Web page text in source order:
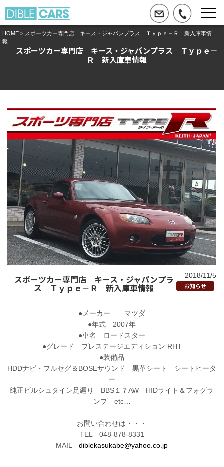
HOME > スポーツカー専門店 キース・ジャパンプラス Ｔｙｐｅ－Ｒ 新入庫車情
報
スポーツカー専門店 キース・ジャパンプラス Ｔｙｐｅ－
Ｒ 新入庫車情報
スポーツカー専門店 キース・ジャパンプラ
ス Ｔｙｐｅ－Ｒ 新入庫車情報
2018/11/5
お知らせ
●メーカー マツダ
●年式 2007年
●車名 ロードスター
●グレード プレステージエディション RHT
●装備品
HDDナビ・フルセグ＆BOSEサウンド 黒革シート シートヒータ
ー
純正ビルシュタイン足廻り BBS１７AW HIDライト＆フォグラ
ンプ etc…
お問い合わせは・・・
TEL 048-878-8331
MAIL diblekasukabe@yahoo.co.jp